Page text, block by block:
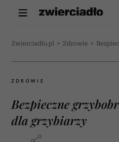
Zwierciadlo.pl > Zdrowie >
ZDROWIE
Bezpieczne
dla grzybiarzy